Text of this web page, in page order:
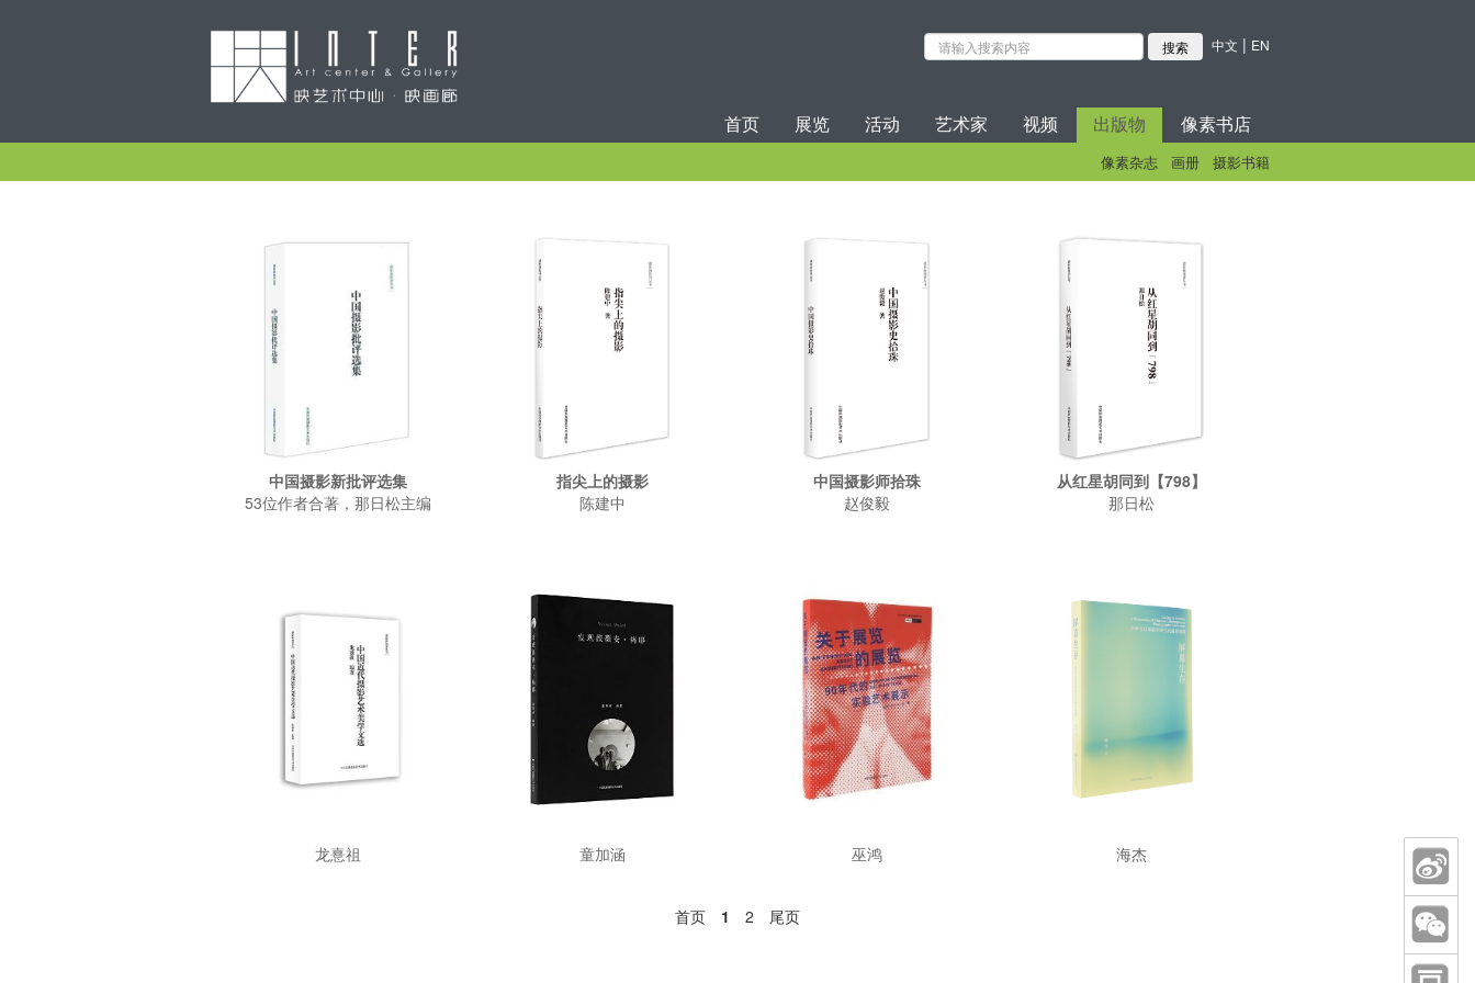
中文 | EN
首页 展览 活动 艺术家 视频 出版物 像素书店
像素杂志 画册 摄影书籍
中国摄影新批评选集
53位作者合著，那日松主编
指尖上的摄影
陈建中
中国摄影师拾珠
赵俊毅
从红星胡同到【798】
那日松
龙憙祖 童加涵 巫鸿 海杰
首页 1 2 尾页